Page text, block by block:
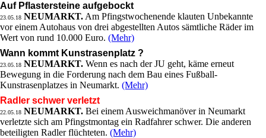
Auf Pflastersteine aufgebockt
23.05.18 NEUMARKT. Am Pfingstwochenende klauten Unbekannte
vor einem Autohaus von drei abgestellten Autos sämtliche Räder im
Wert von rund 10.000 Euro. (Mehr)
Wann kommt Kunstrasenplatz ?
23.05.18 NEUMARKT. Wenn es nach der JU geht, käme erneut
Bewegung in die Forderung nach dem Bau eines Fußball-
Kunstrasenplatzes in Neumarkt. (Mehr)
Radler schwer verletzt
22.05.18 NEUMARKT. Bei einem Ausweichmanöver in Neumarkt
verletzte sich am Pfingstmontag ein Radfahrer schwer. Die anderen
beteiligten Radler flüchteten. (Mehr)